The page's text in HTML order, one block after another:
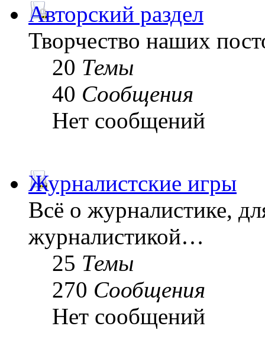
Авторский раздел
Творчество наших
20 Темы
40 Сообщения
Нет сообщений
Журналистские игры
Всё о журналистике,
журналистикой…
25 Темы
270 Сообщения
Нет сообщений